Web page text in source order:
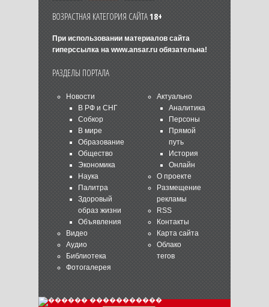
ВОЗРАСТНАЯ КАТЕГОРИЯ САЙТА18+
При использовании материалов сайта
гиперссылка на www.ansar.ruобязательна!
РАЗДЕЛЫ ПОРТАЛА
Новости
В РФ и СНГ
Собкор
В мире
Образование
Общество
Экономика
Наука
Палитра
Здоровый
образ жизни
Объявления
Видео
Аудио
Библиотека
Фотогалерея
Актуально
Аналитика
Персоны
Прямой
путь
История
Онлайн
О проекте
Размещение
рекламы
RSS
Контакты
Карта сайта
Облако
тегов